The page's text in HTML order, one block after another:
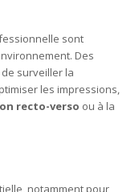
sont
Des
surveiller la
les impressions,
recto-verso ou à la
notamment pour